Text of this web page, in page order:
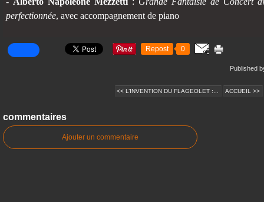
perfectionnée, avec accompagnement de piano
Repost 0
Published
<< L’INVENTION DU FLAGEOLET :... ACCUEIL >>
commentaires
Ajouter un commentaire